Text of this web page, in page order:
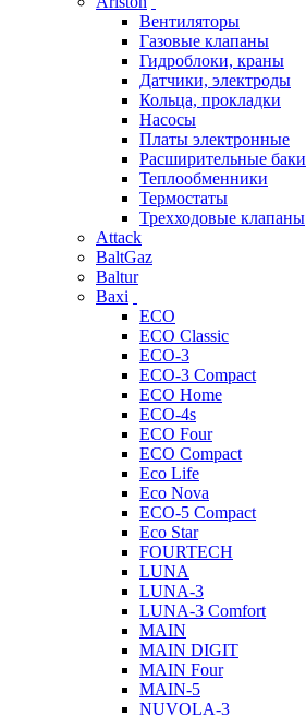
Вентиляторы
Газовые клапаны
Гидроблоки, краны
Датчики, электроды
Кольца, прокладки
Насосы
Платы электронные
Расширительные баки
Теплообменники
Термостаты
Трехходовые клапаны
Attack
BaltGaz
Baltur
Baxi
ECO
ECO Classic
ECO-3
ECO-3 Compact
ECO Home
ECO-4s
ECO Four
ECO Compact
Eco Life
Eco Nova
ECO-5 Compact
Eco Star
FOURTECH
LUNA
LUNA-3
LUNA-3 Comfort
MAIN
MAIN DIGIT
MAIN Four
MAIN-5
NUVOLA-3